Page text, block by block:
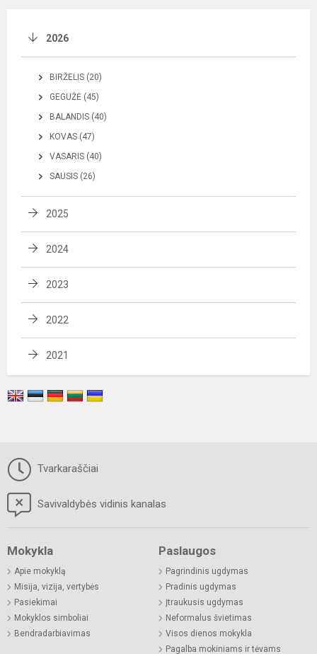
2026
BIRŽELIS (20)
GEGUŽĖ (45)
BALANDIS (40)
KOVAS (47)
VASARIS (40)
SAUSIS (26)
2025
2024
2023
2022
2021
Tvarkaraščiai
Savivaldybės vidinis kanalas
Mokykla
Apie mokyklą
Misija, vizija, vertybės
Pasiekimai
Mokyklos simboliai
Bendradarbiavimas
Paslaugos
Pagrindinis ugdymas
Pradinis ugdymas
Įtraukusis ugdymas
Neformalus švietimas
Visos dienos mokykla
Pagalba mokiniams ir tėvams